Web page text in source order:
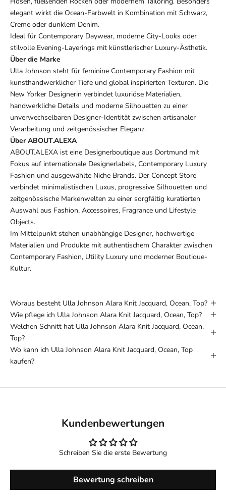
elegant wirkt die Ocean-Farbwelt in Kombination mit Schwarz,
Creme oder dunklem Denim.
Ideal für Contemporary Daywear, moderne City-Looks oder
stilvolle Evening-Layerings mit künstlerischer Luxury-Ästhetik.
Über die Marke
Ulla Johnson steht für feminine Contemporary Fashion mit
kunsthandwerklicher Tiefe und global inspirierten Texturen. Die
New Yorker Designerin verbindet luxuriöse Materialien,
handwerkliche Details und moderne Silhouetten zu einer
unverwechselbaren Designer-Identität zwischen artisanaler
Verarbeitung und zeitgenössischer Eleganz.
Über ABOUT.ALEXA
ABOUT.ALEXA ist eine Designerboutique aus Dortmund mit
Fokus auf internationale Designerlabels, Contemporary Luxury
Fashion und ausgewählte Niche Brands. Der Concept Store
verbindet minimalistischen Luxus, progressive Silhouetten und
zeitgenössische Markenwelten zu einer sorgfältig kuratierten
Auswahl aus Fashion, Accessoires, Fragrance und Lifestyle
Objects.
Im Mittelpunkt stehen unabhängige Designer, hochwertige
Materialien und Produkte mit authentischem Charakter zwischen
Contemporary Fashion, Utility Luxury und moderner Boutique-
Kultur.
Woraus besteht Ulla Johnson Alara Knit Jacquard, Ocean, Top?
Wie pflege ich Ulla Johnson Alara Knit Jacquard, Ocean, Top?
Welchen Schnitt hat Ulla Johnson Alara Knit Jacquard, Ocean,
Top?
Wo kann ich Ulla Johnson Alara Knit Jacquard, Ocean, Top
kaufen?
Kundenbewertungen
Schreiben Sie die erste Bewertung
Bewertung schreiben